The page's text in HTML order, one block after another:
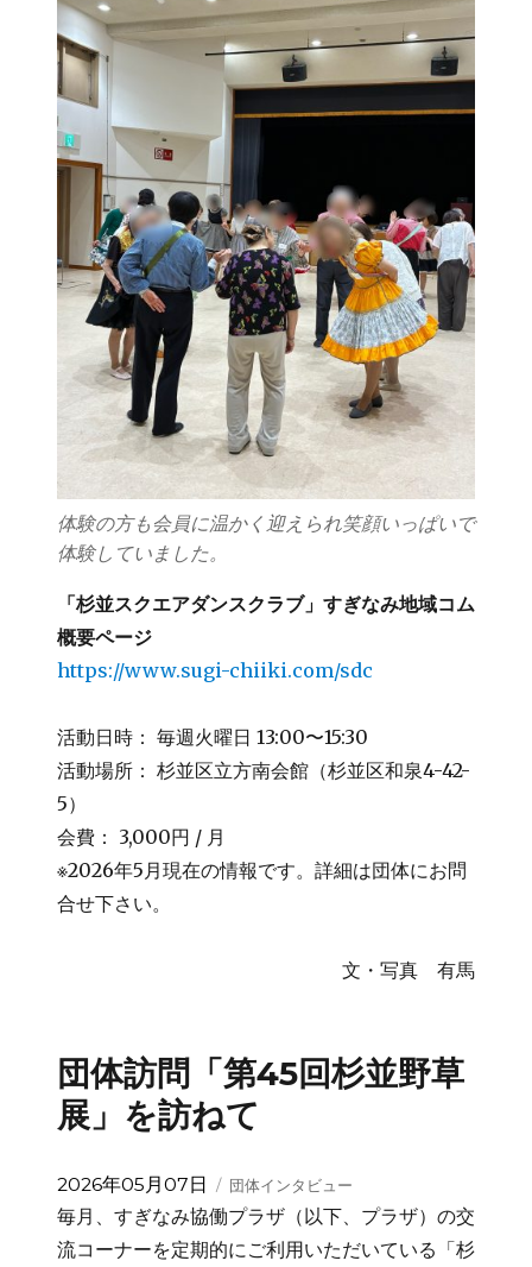
体験の方も会員に温かく迎えられ笑顔いっぱいで
体験していました。
「杉並スクエアダンスクラブ」すぎなみ地域コム
概要ページ
https://www.sugi-chiiki.com/sdc
活動日時： 毎週火曜日 13:00〜15:30
活動場所： 杉並区立方南会館（杉並区和泉4-42-
5）
会費： 3,000円 / 月
※2026年5月現在の情報です。詳細は団体にお問
合せ下さい。
文・写真 有馬
団体訪問「第45回杉並野草
展」を訪ねて
投
稿
日:
2026年05月07日
カ
ゴ
リ
団体インタビュー
毎月、すぎなみ協働プラザ（以下、プラザ）の交
流コーナーを定期的にご利用いただいている「杉